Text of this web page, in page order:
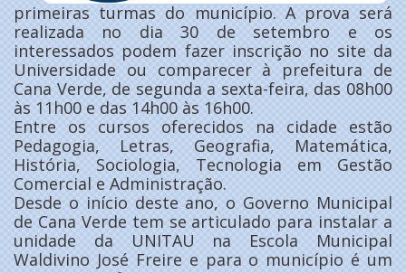
primeiras turmas do município. A prova será
realizada no dia 30 de setembro e os
interessados podem fazer inscrição no site da
Universidade ou comparecer à prefeitura de
Cana Verde, de segunda a sexta-feira, das 08h00
às 11h00 e das 14h00 às 16h00.
Entre os cursos oferecidos na cidade estão
Pedagogia, Letras, Geografia, Matemática,
História, Sociologia, Tecnologia em Gestão
Comercial e Administração.
Desde o início deste ano, o Governo Municipal
de Cana Verde tem se articulado para instalar a
unidade da UNITAU na Escola Municipal
Waldivino José Freire e para o município é um